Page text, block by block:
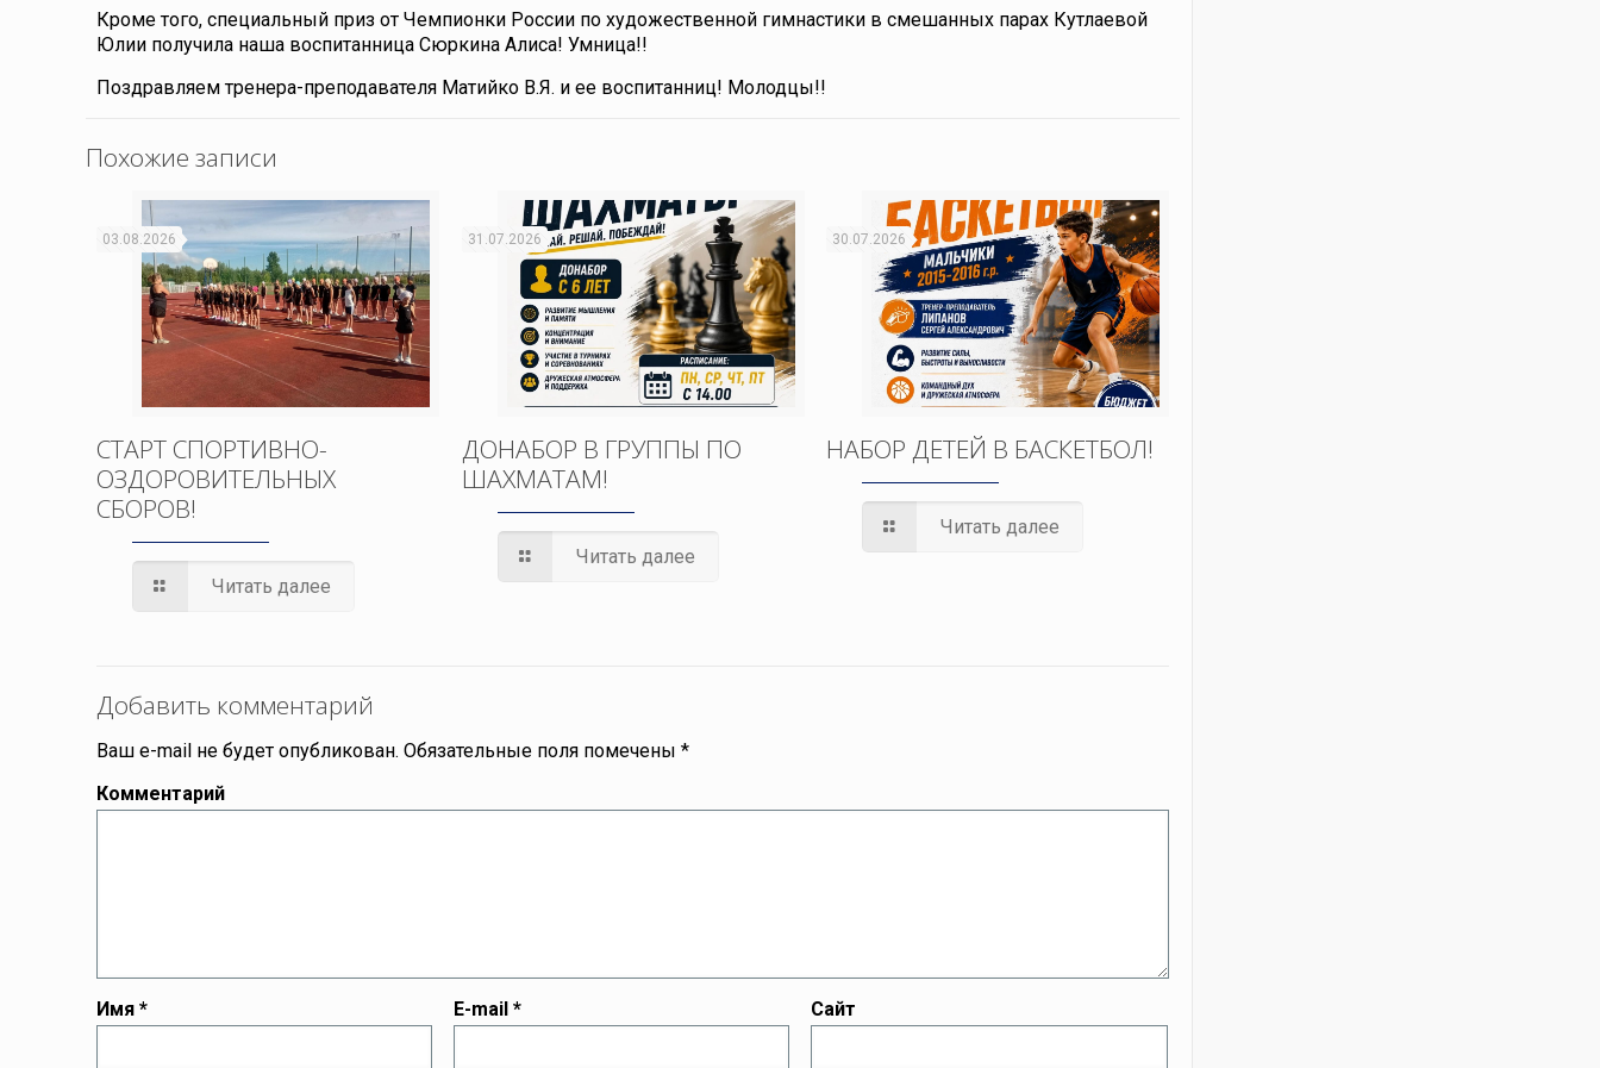
Кроме того, специальный приз от Чемпионки России по художественной гимнастики в смешанных парах Кутлаевой
Юлии получила наша воспитанница Сюркина Алиса! Умница!!
Поздравляем тренера-преподавателя Матийко В.Я. и ее воспитанниц! Молодцы!!
Похожие записи
03.08.2026
СТАРТ СПОРТИВНО-
ОЗДОРОВИТЕЛЬНЫХ
СБОРОВ!
Читать далее
31.07.2026
ДОНАБОР В ГРУППЫ ПО
ШАХМАТАМ!
Читать далее
30.07.2026
НАБОР ДЕТЕЙ В БАСКЕТБОЛ!
Читать далее
Добавить комментарий
Ваш e-mail не будет опубликован. Обязательные поля помечены*
Комментарий
Имя* E-mail* Сайт